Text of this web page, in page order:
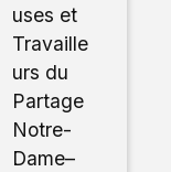
uses et
Travaille
urs du
Partage
Notre-
Dame–